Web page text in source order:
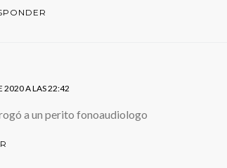
2020 A LAS 22:42
a un perito fonoaudiologo